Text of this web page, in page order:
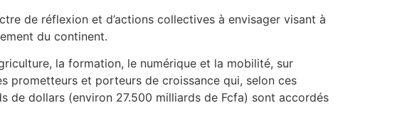
de réflexion et d’actions collectives à envisager visant à
du continent.
la formation, le numérique et la mobilité, sur
prometteurs et porteurs de croissance qui, selon ces
de dollars (environ 27.500 milliards de Fcfa) sont accordés